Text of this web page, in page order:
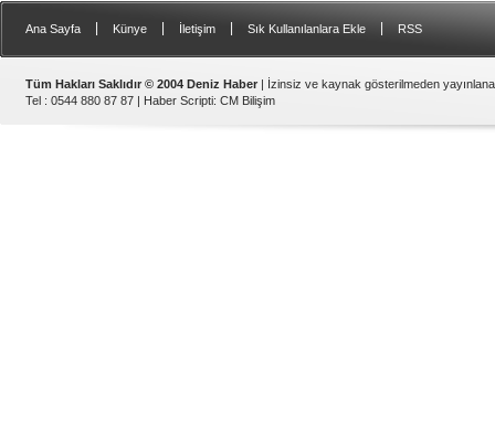
Ana Sayfa Künye İletişim Sık Kullanılanlara Ekle RSS
Tüm Hakları Saklıdır © 2004 Deniz Haber | İzinsiz ve kaynak gösterilmeden
Tel : 0544 880 87 87 | Haber Scripti: CM Bilişim